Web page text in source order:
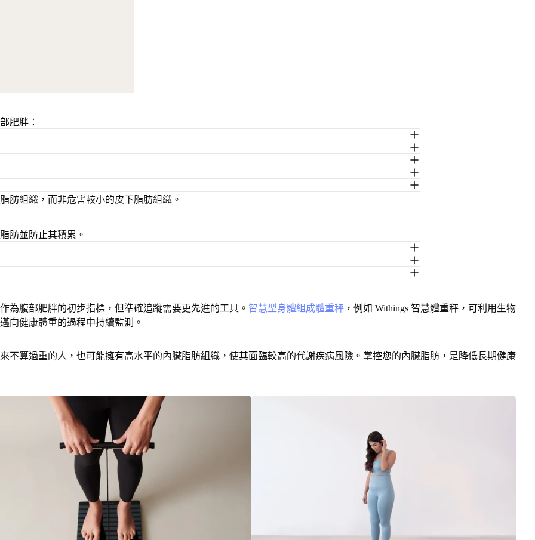
肥胖：
肪組織，而非危害較小的皮下脂肪組織。
肪並防止其積累。
為腹部肥胖的初步指標，但準確追蹤需要更先進的工具。 智慧型身體組成體重秤 ，例如 Withings 智慧體重秤，可利用生物
向健康體重的過程中持續監測。
不算過重的人，也可能擁有高水平的內臟脂肪組織，使其面臨較高的代謝疾病風險。掌控您的內臟脂肪，是降低長期健康